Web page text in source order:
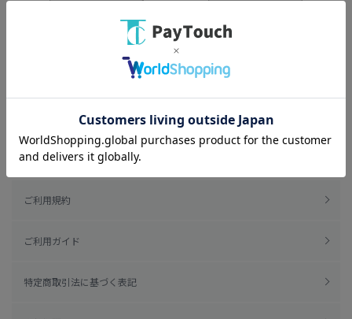
ご利用規約
ご利用ガイド
特定商取引法に基づく表記